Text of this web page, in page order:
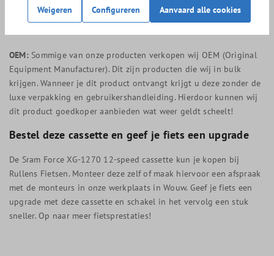
XPLR gravel achterderailleur
. De Sram Force 10-36 12-speed
cassette kan alleen gemonteerd worden met een Sram Force Wide
OEM:Sommige van onze producten verkopen wij OEM (Original
Equipment Manufacturer). Dit zijn producten die wij in bulk
krijgen. Wanneer je dit product ontvangt krijgt u deze zonder de
luxe verpakking en gebruikershandleiding. Hierdoor kunnen wij
dit product goedkoper aanbieden wat weer geldt scheelt!
Bestel deze cassette en geef je fiets een upgrade
De Sram Force XG-1270 12-speed cassette kun je kopen bij
Rullens Fietsen. Monteer deze zelf of maak hiervoor een afspraak
met de monteurs in onze werkplaats in Wouw. Geef je fiets een
upgrade met deze cassette en schakel in het vervolg een stuk
sneller. Op naar meer fietsprestaties!
Weigeren Configureren Aanvaard alle cookies